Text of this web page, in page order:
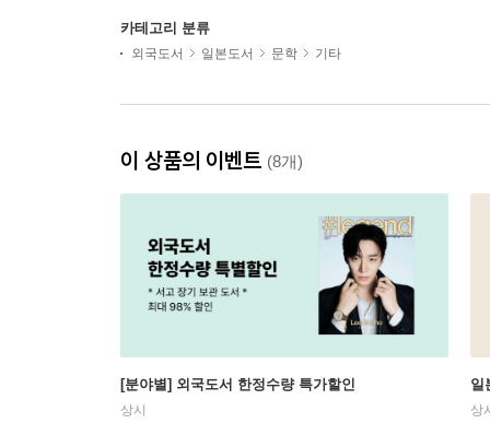
카테고리 분류
외국도서 일본도서 문학 기타
이 상품의 이벤트 (8개)
[분야별] 외국도서 한정수량 특가할인
상시
일
상